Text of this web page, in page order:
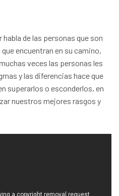
de las personas que son
encuentran en su camino,
veces las personas les
y las diferencias hace que
superarlos o esconderlos, en
nuestros mejores rasgos y